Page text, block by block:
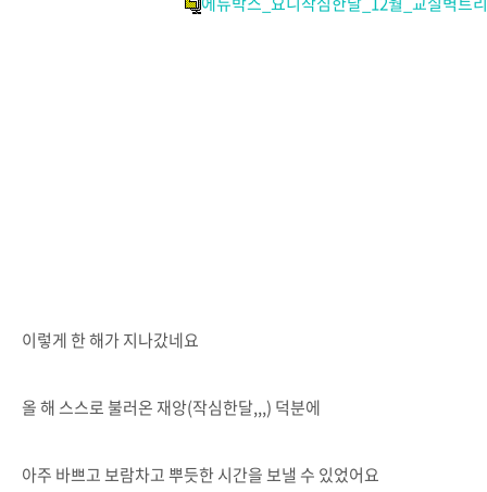
이렇게 한 해가 지나갔네요
올 해 스스로 불러온 재앙(작심한달,,,) 덕분에
아주 바쁘고 보람차고 뿌듯한 시간을 보낼 수 있었어요